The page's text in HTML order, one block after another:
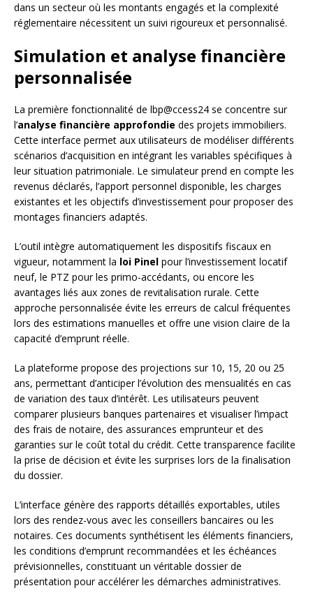
dans un secteur où les montants engagés et la complexité
réglementaire nécessitent un suivi rigoureux et personnalisé.
Simulation et analyse financière
personnalisée
La première fonctionnalité de lbp@ccess24 se concentre sur
l’analyse financière approfondie des projets immobiliers.
Cette interface permet aux utilisateurs de modéliser différents
scénarios d’acquisition en intégrant les variables spécifiques à
leur situation patrimoniale. Le simulateur prend en compte les
revenus déclarés, l’apport personnel disponible, les charges
existantes et les objectifs d’investissement pour proposer des
montages financiers adaptés.
L’outil intègre automatiquement les dispositifs fiscaux en
vigueur, notamment la loi Pinel pour l’investissement locatif
neuf, le PTZ pour les primo-accédants, ou encore les
avantages liés aux zones de revitalisation rurale. Cette
approche personnalisée évite les erreurs de calcul fréquentes
lors des estimations manuelles et offre une vision claire de la
capacité d’emprunt réelle.
La plateforme propose des projections sur 10, 15, 20 ou 25
ans, permettant d’anticiper l’évolution des mensualités en cas
de variation des taux d’intérêt. Les utilisateurs peuvent
comparer plusieurs banques partenaires et visualiser l’impact
des frais de notaire, des assurances emprunteur et des
garanties sur le coût total du crédit. Cette transparence facilite
la prise de décision et évite les surprises lors de la finalisation
du dossier.
L’interface génère des rapports détaillés exportables, utiles
lors des rendez-vous avec les conseillers bancaires ou les
notaires. Ces documents synthétisent les éléments financiers,
les conditions d’emprunt recommandées et les échéances
prévisionnelles, constituant un véritable dossier de
présentation pour accélérer les démarches administratives.